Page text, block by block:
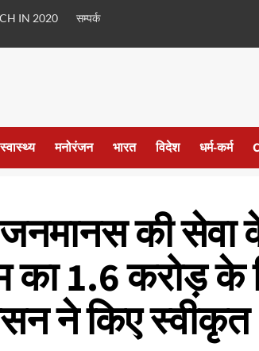
IN 2020 सम्पर्क
स्वास्थ्य मनोरंजन भारत विदेश धर्म-कर्म
की सेवा
का 1.6 करोड़ के
ने किए स्वीकृत